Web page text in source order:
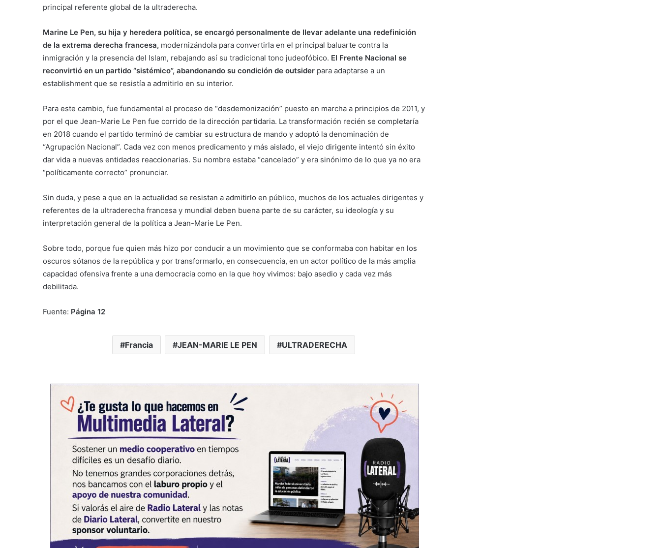
principal referente global de la ultraderecha.
Marine Le Pen, su hija y heredera política, se encargó personalmente de llevar adelante una redefinición
de la extrema derecha francesa, modernizándola para convertirla en el principal baluarte contra la
inmigración y la presencia del Islam, rebajando así su tradicional tono judeofóbico. El Frente Nacional se
reconvirtió en un partido “sistémico”, abandonando su condición de outsider para adaptarse a un
establishment que se resistía a admitirlo en su interior.
Para este cambio, fue fundamental el proceso de “desdemonización” puesto en marcha a principios de 2011, y
por el que Jean-Marie Le Pen fue corrido de la dirección partidaria. La transformación recién se completaría
en 2018 cuando el partido terminó de cambiar su estructura de mando y adoptó la denominación de
“Agrupación Nacional”. Cada vez con menos predicamento y más aislado, el viejo dirigente intentó sin éxito
dar vida a nuevas entidades reaccionarias. Su nombre estaba “cancelado” y era sinónimo de lo que ya no era
“políticamente correcto” pronunciar.
Sin duda, y pese a que en la actualidad se resistan a admitirlo en público, muchos de los actuales dirigentes y
referentes de la ultraderecha francesa y mundial deben buena parte de su carácter, su ideología y su
interpretación general de la política a Jean-Marie Le Pen.
Sobre todo, porque fue quien más hizo por conducir a un movimiento que se conformaba con habitar en los
oscuros sótanos de la república y por transformarlo, en consecuencia, en un actor político de la más amplia
capacidad ofensiva frente a una democracia como en la que hoy vivimos: bajo asedio y cada vez más
debilitada.
Fuente: Página 12
Francia JEAN-MARIE LE PEN ULTRADERECHA